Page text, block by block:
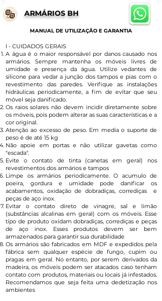
ARMÁRIOS BH
MANUAL DE UTILIZAÇÂO E GARANTIA
I - CUIDADOS GERAIS
A água é o maior responsável por danos causado nos
armários. Sempre mantenha os móveis livres de
umidade e presença da água. Utilize vedantes de
silicone para vedar a junção dos tampos e pias com o
revestimento das paredes. Verifique as instalações
hidráulicas periodicamente, a fim de evitar que seu
móvel seja danificado.
Os raios solares não devem incidir diretamente sobre
os móveis, pois podem alterar as suas características e a
cor original.
Atenção ao excesso de peso. Em media o suporte de
peso é de até 15 kg
Não apoie em portas e não utilizar gavetas como
"escada".
Evite o contato de tinta (canetas em geral) nos
revestimentos dos armários e tampos
Limpe os armários periodicamente. O acumulo de
poeira, gordura e umidade pode danificar os
acabamentos, oxidação de dobradiças, corrediças e
peças de aço inox.
Evitar o contato direto de vinagre, sal e limão
(substâncias alcalinas em geral) com os móveis. Esse
tipo de produto oxidam dobradiças, corrediças e peças
de aço inox. Esses produtos devem ser bem
armazenados para garantir sua durabilidade
Os armários são fabricados em MDF e expedidos pela
fábrica sem qualquer espécie de fungo, cupim ou
pragas em geral. No entanto, por serem derivados da
madeira, os móveis podem ser atacados caso tenham
contato com produtos, materiais ou locais já infestados.
Recomendamos que seja feita uma dedetização nos
ambientes